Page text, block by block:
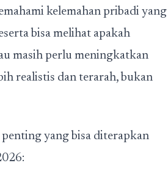
kelemahan pribadi yang
bisa melihat apakah
masih perlu meningkatkan
realistis dan terarah, bukan
yang bisa diterapkan